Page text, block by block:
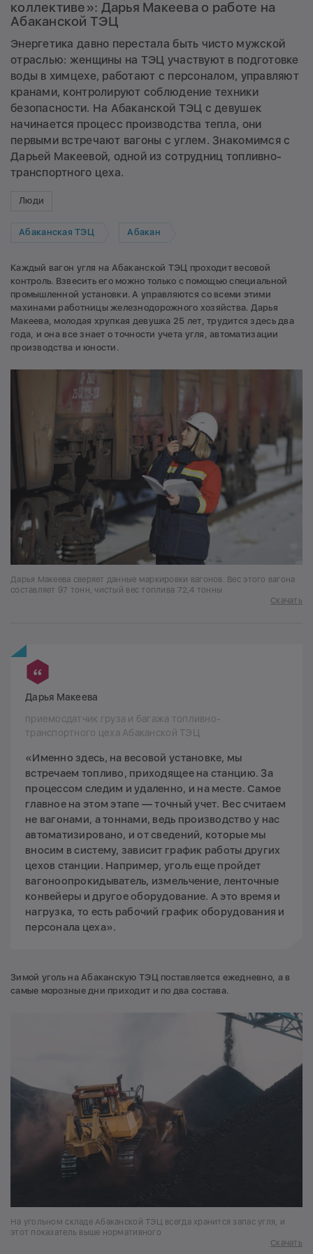
коллективе»: Дарья Макеева о работе на
Абаканской ТЭЦ
Энергетика давно перестала быть чисто мужской
отраслью: женщины на ТЭЦ участвуют в подготовке
воды в химцехе, работают с персоналом, управляют
кранами, контролируют соблюдение техники
безопасности. На Абаканской ТЭЦ с девушек
начинается процесс производства тепла, они
первыми встречают вагоны с углем. Знакомимся с
Дарьей Макеевой, одной из сотрудниц топливно-
транспортного цеха.
Люди
Абаканская ТЭЦ Абакан
Каждый вагон угля на Абаканской ТЭЦ проходит весовой
контроль. Взвесить его можно только с помощью специальной
промышленной установки. А управляются со всеми этими
махинами работницы железнодорожного хозяйства. Дарья
Макеева, молодая хрупкая девушка 25 лет, трудится здесь два
года, и она все знает о точности учета угля, автоматизации
производства и юности.
Дарья Макеева сверяет данные маркировки вагонов. Вес этого вагона
составляет 97 тонн, чистый вес топлива 72,4 тонны
Скачать
Дарья Макеева
приемосдатчик груза и багажа топливно-
транспортного цеха Абаканской ТЭЦ
«Именно здесь, на весовой установке, мы
встречаем топливо, приходящее на станцию. За
процессом следим и удаленно, и на месте. Самое
главное на этом этапе — точный учет. Вес считаем
не вагонами, а тоннами, ведь производство у нас
автоматизировано, и от сведений, которые мы
вносим в систему, зависит график работы других
цехов станции. Например, уголь еще пройдет
вагоноопрокидыватель, измельчение, ленточные
конвейеры и другое оборудование. А это время и
нагрузка, то есть рабочий график оборудования и
персонала цеха».
Зимой уголь на Абаканскую ТЭЦ поставляется ежедневно, а в
самые морозные дни приходит и по два состава.
На угольном складе Абаканской ТЭЦ всегда хранится запас угля, и
этот показатель выше нормативного
Скачать